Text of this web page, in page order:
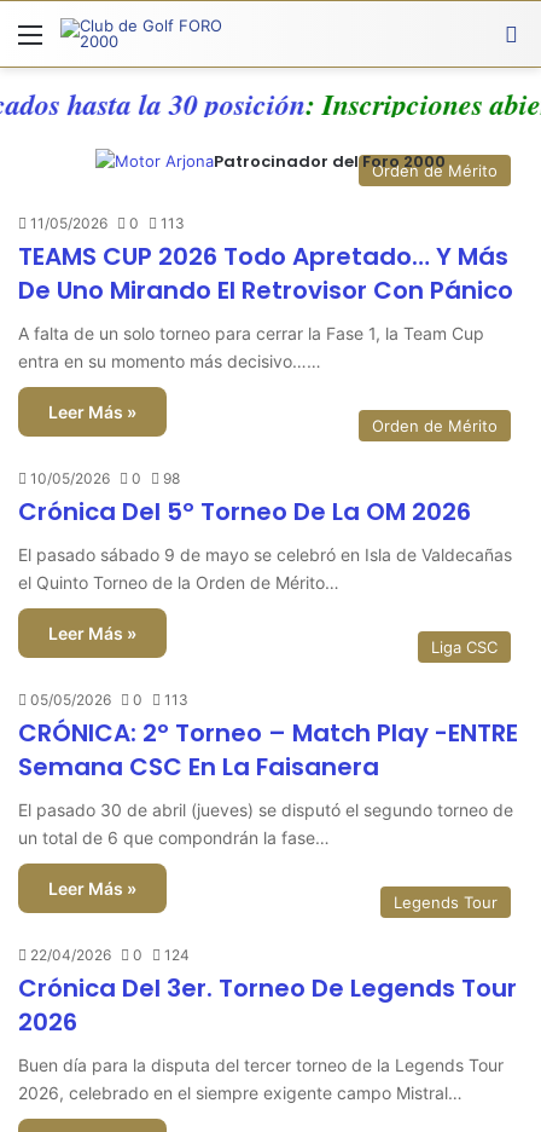
Menú
hasta la 30 posición: Inscripciones
Patrocinador del Foro 2000
Orden de Mérito
11/05/2026 0 113
TEAMS CUP 2026 Todo Apretado… Y Más
De Uno Mirando El Retrovisor Con Pánico
A falta de un solo torneo para cerrar la Fase 1, la Team Cup
entra en su momento más decisivo……
Leer Más »
Orden de Mérito
10/05/2026 0 98
Crónica Del 5º Torneo De La OM 2026
El pasado sábado 9 de mayo se celebró en Isla de Valdecañas
el Quinto Torneo de la Orden de Mérito…
Leer Más »
Liga CSC
05/05/2026 0 113
CRÓNICA: 2º Torneo – Match Play -ENTRE
Semana CSC En La Faisanera
El pasado 30 de abril (jueves) se disputó el segundo torneo de
un total de 6 que compondrán la fase…
Leer Más »
Legends Tour
22/04/2026 0 124
Crónica Del 3er. Torneo De Legends Tour
2026
Buen día para la disputa del tercer torneo de la Legends Tour
2026, celebrado en el siempre exigente campo Mistral…